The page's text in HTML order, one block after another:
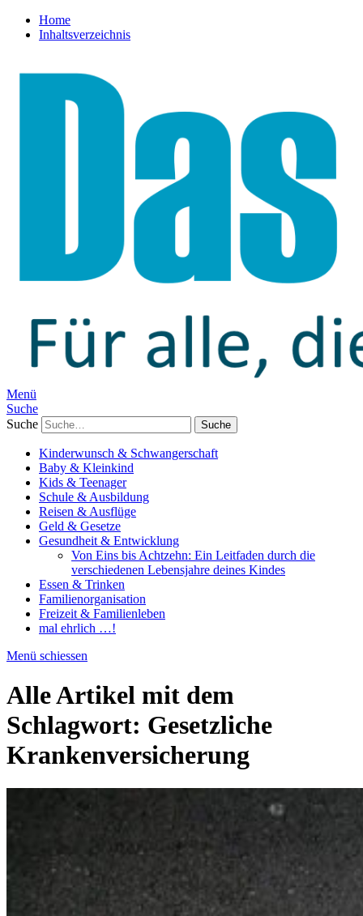
Home
Inhaltsverzeichnis
Menü
Suche
Suche
Kinderwunsch & Schwangerschaft
Baby & Kleinkind
Kids & Teenager
Schule & Ausbildung
Reisen & Ausflüge
Geld & Gesetze
Gesundheit & Entwicklung
Von Eins bis Achtzehn: Ein Leitfaden durch die
verschiedenen Lebensjahre deines Kindes
Essen & Trinken
Familienorganisation
Freizeit & Familienleben
mal ehrlich …!
Menü schiessen
Alle Artikel mit dem
Schlagwort: Gesetzliche
Krankenversicherung